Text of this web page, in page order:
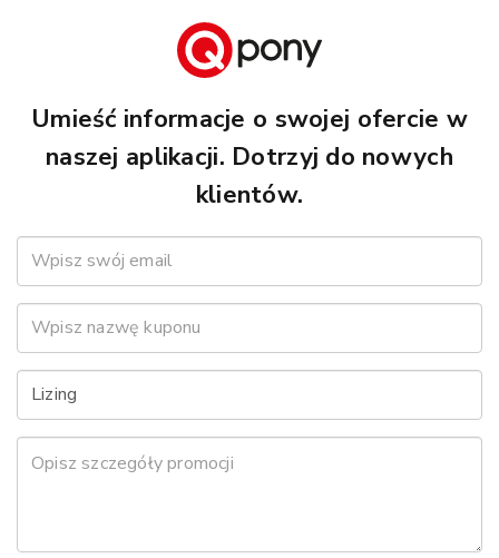
Umieść informacje o swojej ofercie w
naszej aplikacji. Dotrzyj do nowych
klientów.